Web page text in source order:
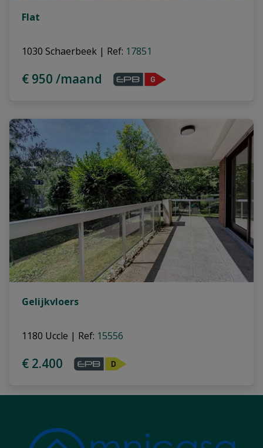
Flat
1030 Schaerbeek | Ref: 17851
€ 950 /maand
Gelijkvloers
1180 Uccle | Ref: 15556
€ 2.400